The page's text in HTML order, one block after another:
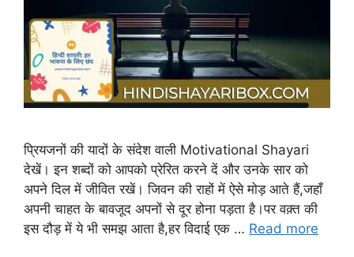
प्रियजनों की यादों के संदेश वाली Motivational Shayari
देखें। इन शब्दों को आपको प्रेरित करने दें और उनके सार को
अपने दिल में जीवित रखें। जिवन की राहों में ऐसे मोड़ आते हैं,जहाँ
अपनी चाहत के बावजूद अपनों से दूर होना पड़ता है।पर वक़्त की
इस दौड़ में ये भी समझ आता है,हर विदाई एक … Read more